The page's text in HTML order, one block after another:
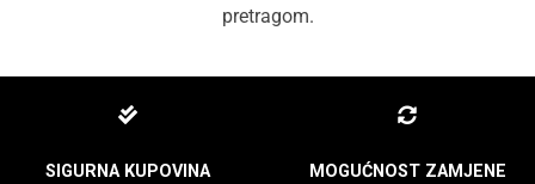
pretragom.
SIGURNA KUPOVINA MOGUĆNOST ZAMJENE